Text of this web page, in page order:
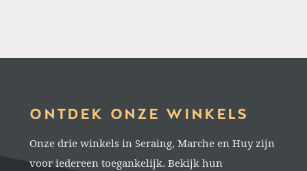
ONTDEK ONZE WINKELS
Onze drie winkels in Seraing, Marche en Huy zijn
voor iedereen toegankelijk. Bekijk hun